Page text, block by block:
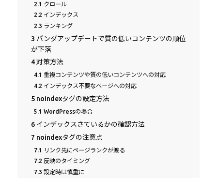
2.1 クロール
2.2 インデックス
2.3 ランキング
3 パンダアップデートで質の低いコンテンツの順位
が下落
4対策方法
4.1
重複コンテンツや質の低いコンテンツへの対応
4.2 インデックス不要なページへの対応
5noindexタグの設定方法
5.1 WordPressの場合
6インデックスさているかの確認方法
7 noindexタグの注意点
7.1
リンク先にページランクが渡る
7.2 反映のタイミング
7.3 設定時は慎重に